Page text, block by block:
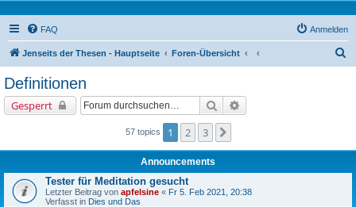
FAQ Anmelden
Jenseits der Thesen - Hauptseite Foren-Übersicht
Definitionen
Gesperrt Suche
57 topics 1 2 3
Announcements
Tester für Meditation gesucht
Letzter Beitrag von apfelsine « Fr 5. Feb 2021, 20:38
Verfasst in Dies und Das